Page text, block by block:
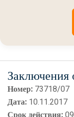
Заключения
Номер: 73718/07
Дата: 10.11.2017